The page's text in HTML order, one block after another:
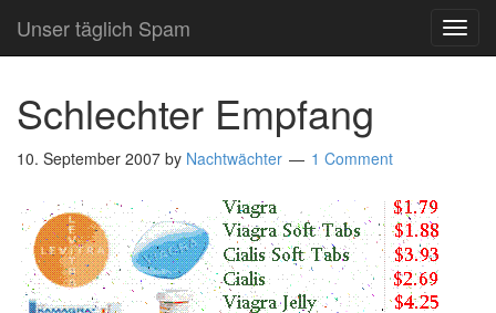
Unser täglich Spam
Schlechter Empfang
10. September 2007 by Nachtwächter 1 Comment